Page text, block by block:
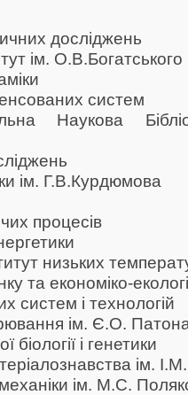
досліджень
ім. О.В.Богатського
систем
Наукова
ім. Г.В.Курдюмова
процесів
низьких
та економіко-
систем і технологій
ім. Є.О.
біології і генетики
ім.
механіки ім. М.С.